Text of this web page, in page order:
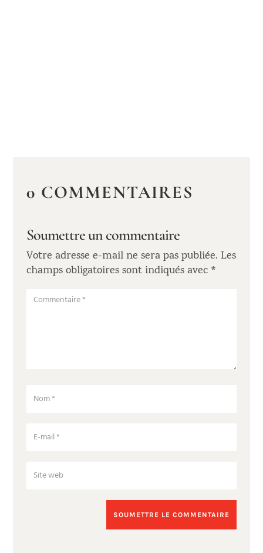
0 COMMENTAIRES
Soumettre un commentaire
Votre adresse e-mail ne sera pas publiée. Les
champs obligatoires sont indiqués avec *
SOUMETTRE LE COMMENTAIRE